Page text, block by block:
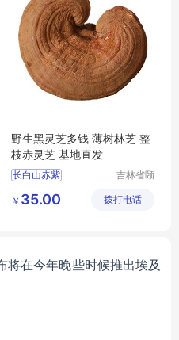
野生黑灵芝多钱 薄树林芝 整
枝赤灵芝 基地直发
长白山赤紫
吉林省颐
有限公司
￥ 35.00 拨打电话
将在今年晚些时候推出埃及